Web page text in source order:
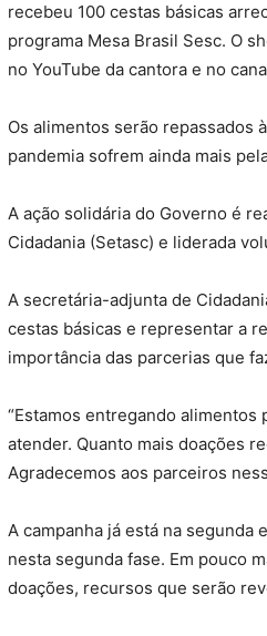
recebeu 100 cestas básicas
programa Mesa Brasil Sesc. O
no YouTube da cantora e no
Os alimentos serão repassados
pandemia sofrem ainda mais
A ação solidária do Governo é
Cidadania (Setasc) e liderada
A secretária-adjunta de
cestas básicas e representar a
importância das parcerias que
“Estamos entregando
atender. Quanto mais doações
Agradecemos aos parceiros
A campanha já está na segunda
nesta segunda fase. Em pouco
doações, recursos que serão